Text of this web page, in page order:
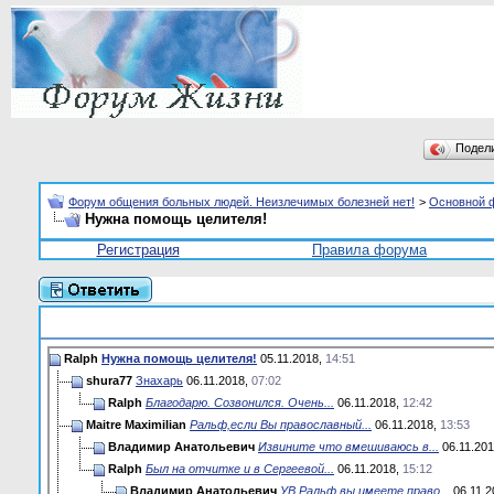
Форум общения больных людей. Неизлечимых болезней нет! > Основной
Нужна помощь целителя!
Регистрация
Правила форума
Ralph Нужна помощь целителя! 05.11.2018, 14:51
shura77 Знахарь 06.11.2018, 07:02
Ralph Благодарю. Созвонился. Очень... 06.11.2018, 12:42
Maitre Maximilian Ральф,если Вы православный... 06.11.2018, 13:53
Владимир Анатольевич Извините что вмешиваюсь в...
Ralph Был на отчитке и в Сергеевой... 06.11.2018, 15:12
Владимир Анатольевич УВ.Ральф вы имеете право...